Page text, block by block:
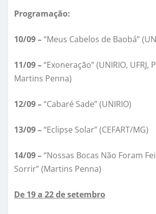
Programação:
10/09 –“Meus Cabelos de Baobá”
11/09 –“Exoneração” (UNIRIO, UFRJ,
Martins Penna)
12/09 –“Cabaré Sade” (UNIRIO)
13/09 –“Eclipse Solar” (CEFART/MG)
14/09 –“Nossas Bocas Não Foram
Sorrir” (Martins Penna)
De 19 a 22 de setembro